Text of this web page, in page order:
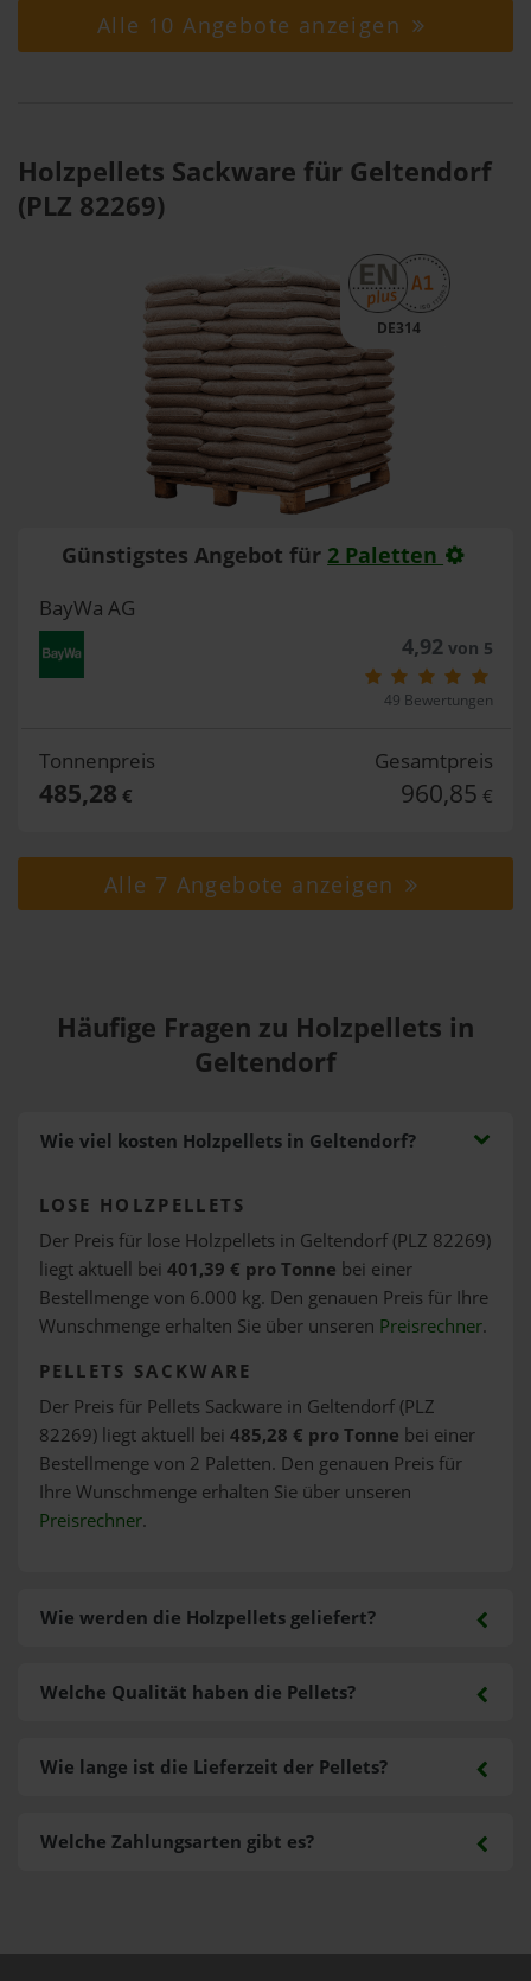
Alle 10 Angebote anzeigen
Holzpellets Sackware für Geltendorf
(PLZ 82269)
DE314
Günstigstes Angebot für 2 Paletten
BayWa AG
4,92von 5
49 Bewertungen
Tonnenpreis
485,28 €
Gesamtpreis
960,85 €
Alle 7 Angebote anzeigen
Häufige Fragen zu Holzpellets in
Geltendorf
Wie viel kosten Holzpellets in Geltendorf?
LOSE HOLZPELLETS
Der Preis für lose Holzpellets in Geltendorf (PLZ 82269)
liegt aktuell bei 401,39 € pro Tonne bei einer
Bestellmenge von 6.000 kg. Den genauen Preis für Ihre
Wunschmenge erhalten Sie über unseren Preisrechner.
PELLETS SACKWARE
Der Preis für Pellets Sackware in Geltendorf (PLZ
82269) liegt aktuell bei 485,28 € pro Tonne bei einer
Bestellmenge von 2 Paletten. Den genauen Preis für
Ihre Wunschmenge erhalten Sie über unseren
Preisrechner.
Wie werden die Holzpellets geliefert?
Welche Zahlungsarten gibt es?
Welche Qualität haben die Pellets?
Wie lange ist die Lieferzeit der Pellets?